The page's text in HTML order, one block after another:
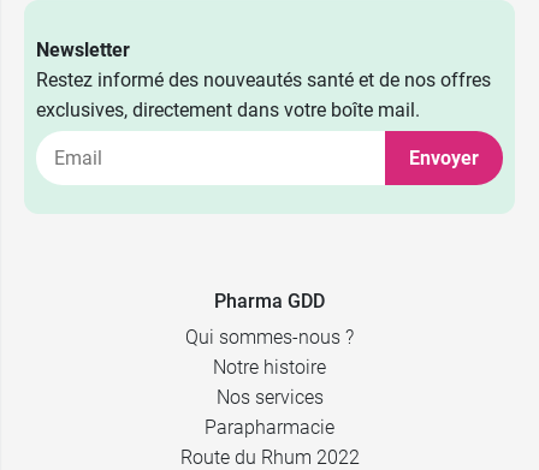
10 ml 5,29 € 5,99 €
Newsletter
Restez informé des nouveautés santé et de nos offres
exclusives, directement dans votre boîte mail.
Envoyer
Pharma GDD
Qui sommes-nous ?
Notre histoire
Nos services
Parapharmacie
Route du Rhum 2022